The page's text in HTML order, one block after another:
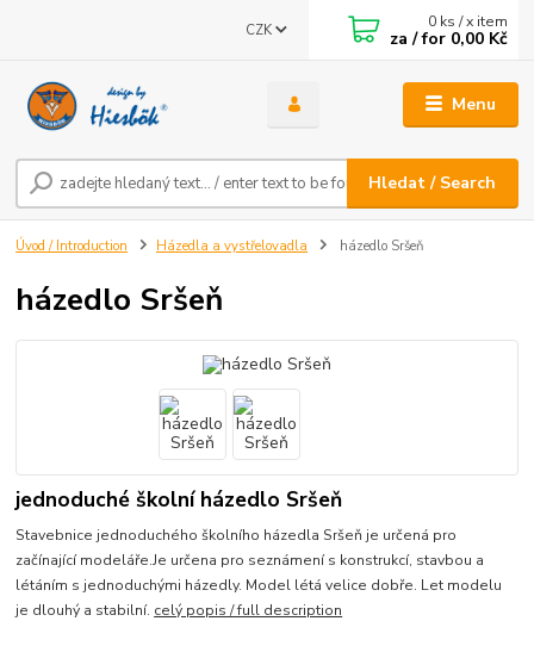
Menu
CZK
Hledat / Search
0 ks / x item
za / for 0,00 Kč
Úvod / Introduction Házedla a vystřelovadla házedlo Sršeň
házedlo Sršeň
jednoduché školní házedlo Sršeň
Stavebnice jednoduchého školního házedla Sršeň je určená pro
začínající modeláře.Je určena pro seznámení s konstrukcí, stavbou a
létáním s jednoduchými házedly. Model létá velice dobře. Let modelu
je dlouhý a stabilní. celý popis / full description